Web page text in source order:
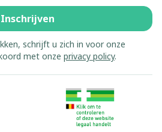
Inschrijven
schrijft u zich in voor onze
met onze privacy policy.